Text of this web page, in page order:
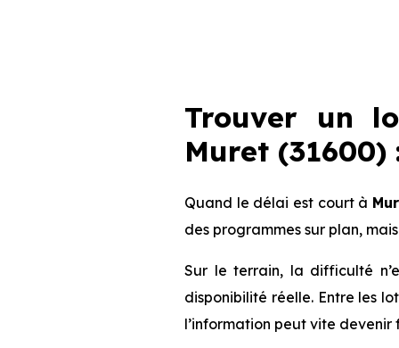
Trouver un
Muret
Quand le délai est court à
des programmes sur plan,
Sur le terrain, la difficulté
disponibilité réelle. Entre les
l’information peut vite devenir